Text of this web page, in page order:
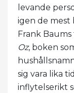
levande
igen de mest
Frank Baums
Oz, boken
sig vara lika
inflytelserikt